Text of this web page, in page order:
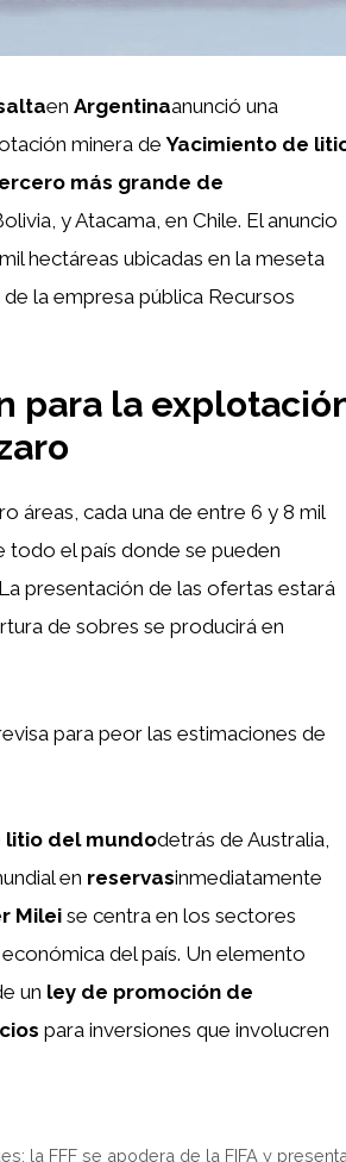
en Argentinaanunció una
minera deYacimiento de
más grande de
y Atacama, en Chile. El anuncio
hectáreas ubicadas en la meseta
la empresa pública Recursos
para la
áreas, cada una de entre 6 y 8 mil
todo el país donde se pueden
presentación de las ofertas estará
de sobres se producirá en
para peor las estimaciones de
del mundodetrás de Australia,
en reservasinmediatamente
Mileise centra en los sectores
del país. Un elemento
un ley de promoción de
para inversiones que involucren
la FFF se apodera de la FIFA y presenta